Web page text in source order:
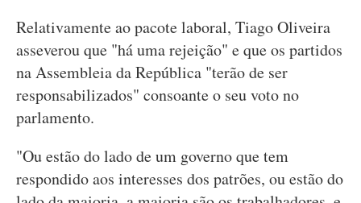
Relativamente ao pacote laboral, Tiago Oliveira
asseverou que "há uma rejeição" e que os partidos
na Assembleia da República "terão de ser
responsabilizados" consoante o seu voto no
parlamento.
"Ou estão do lado de um governo que tem
respondido aos interesses dos patrões, ou estão do